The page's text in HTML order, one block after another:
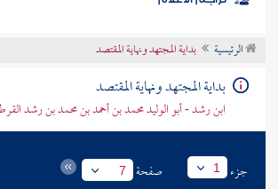
موضوعي
تراجم الأعلام
الرئيسية بداية المجتهد ونهاية المقتصد
بداية المجتهد ونهاية المقتصد
ابن رشد - أبو الوليد محمد بن أحمد بن محمد بن رشد
جزء 1 صفحة 7